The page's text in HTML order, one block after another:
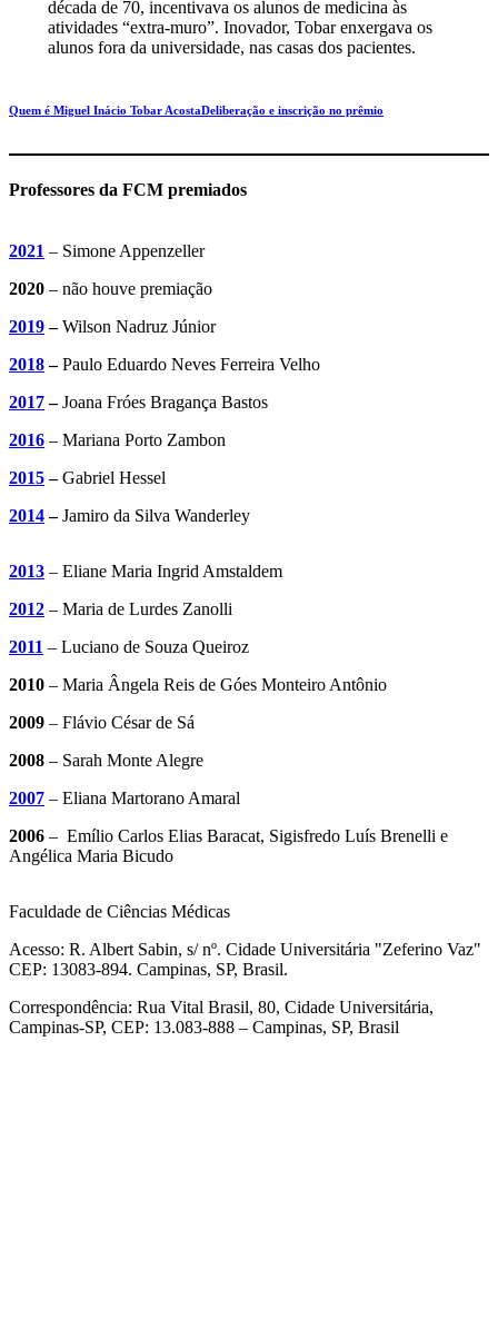
década de 70, incentivava os alunos de medicina às
atividades “extra-muro”. Inovador, Tobar enxergava os
alunos fora da universidade, nas casas dos pacientes.
Quem é Miguel Inácio Tobar AcostaDeliberação e inscrição no prêmio
Professores da FCM premiados
2021 – Simone Appenzeller
2020 – não houve premiação
2019–Wilson Nadruz Júnior
2018–Paulo Eduardo Neves Ferreira Velho
2017–Joana Fróes Bragança Bastos
2016 – Mariana Porto Zambon
2015–Gabriel Hessel
2014–Jamiro da Silva Wanderley
2013 – Eliane Maria Ingrid Amstaldem
2012 – Maria de Lurdes Zanolli
2011 – Luciano de Souza Queiroz
2010 – Maria Ângela Reis de Góes Monteiro Antônio
2009 – Flávio César de Sá
2008 – Sarah Monte Alegre
2007 – Eliana Martorano Amaral
2006 – Emílio Carlos Elias Baracat, Sigisfredo Luís Brenelli e
Angélica Maria Bicudo
Faculdade de Ciências Médicas
Acesso: R. Albert Sabin, s/ nº. Cidade Universitária "Zeferino Vaz"
CEP: 13083-894. Campinas, SP, Brasil.
Correspondência: Rua Vital Brasil, 80, Cidade Universitária,
Campinas-SP, CEP: 13.083-888 – Campinas, SP, Brasil